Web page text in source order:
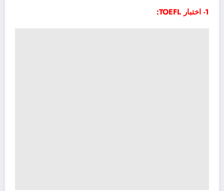
1- اختبار TOEFL: